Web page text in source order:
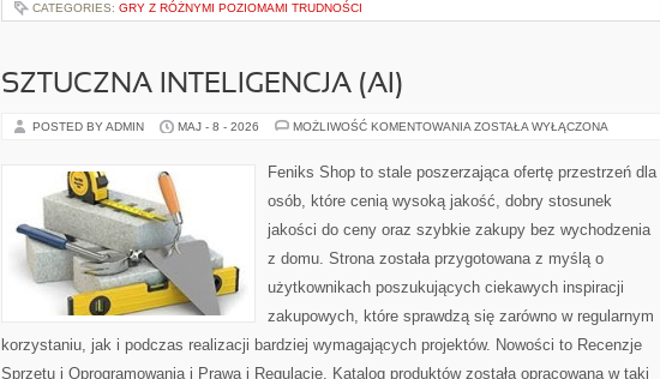
CATEGORIES: GRY Z RÓŻNYMI POZIOMAMI TRUDNOŚCI
SZTUCZNA INTELIGENCJA (AI)
POSTED BY ADMIN MAJ - 8 - 2026 MOŻLIWOŚĆ KOMENTOWANIA SZTUCZNA
ZOSTAŁA WYŁĄCZONA
Feniks Shop to stale poszerzająca ofertę przestrzeń dla
osób, które cenią wysoką jakość, dobry stosunek
jakości do ceny oraz szybkie zakupy bez wychodzenia
z domu. Strona została przygotowana z myślą o
użytkownikach poszukujących ciekawych inspiracji
zakupowych, które sprawdzą się zarówno w regularnym
korzystaniu, jak i podczas realizacji bardziej wymagających projektów. Nowości to Recenzje
Sprzętu i Oprogramowania i Prawa i Regulacje. Katalog produktów została opracowana w taki